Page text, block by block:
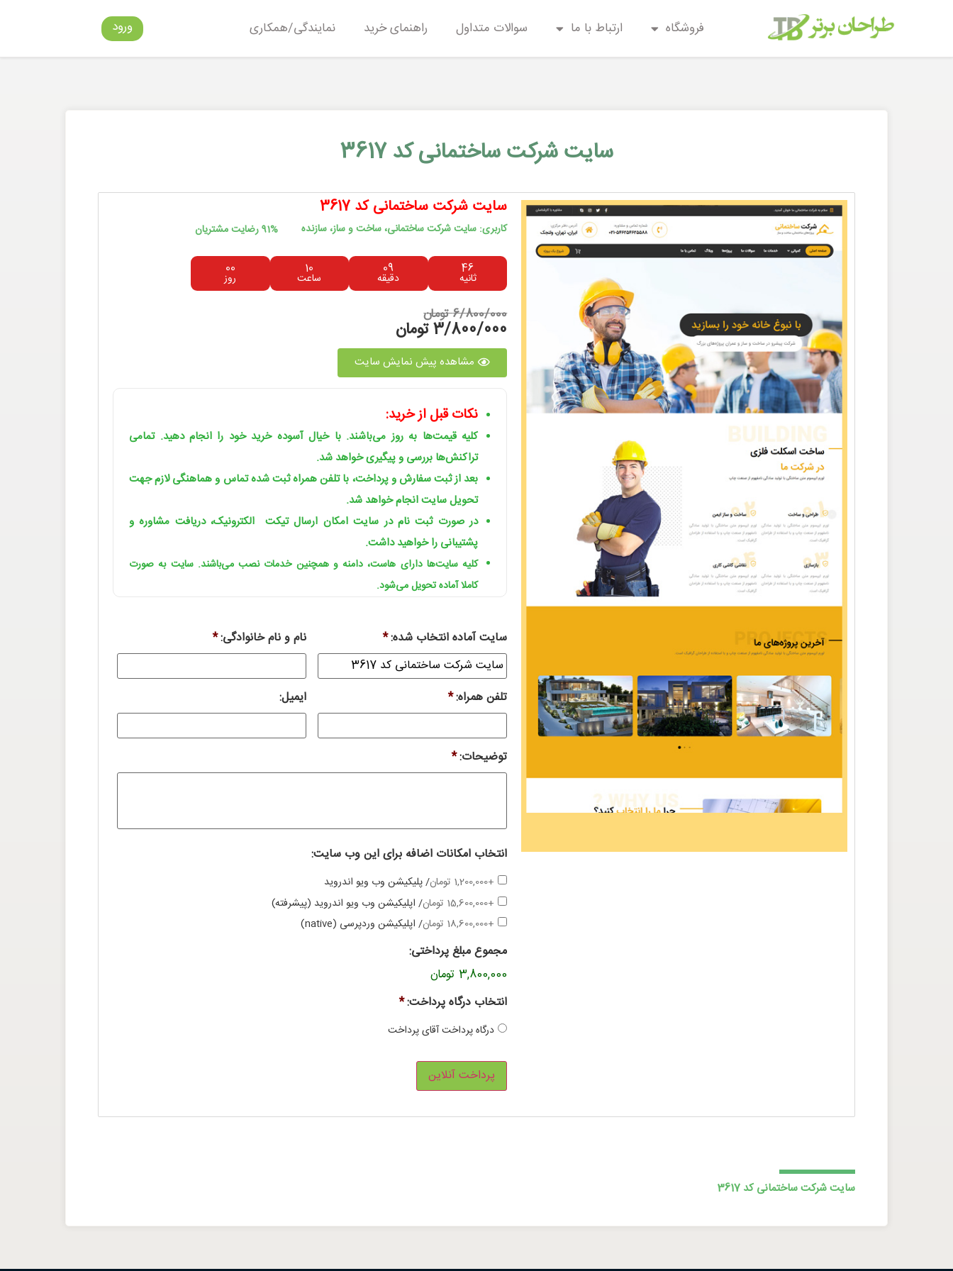
فروشگاه ارتباط با ما سوالات متداول راهنمای خرید نمایندگی/همکاری ورود
سایت شرکت ساختمانی کد 3617
سایت شرکت ساختمانی کد 3617
91% رضایت مشتریان کاربری: سایت شرکت ساختمانی، ساخت و ساز، سازنده
00
روز
10
ساعت
09
دقیقه
46
ثانیه
6/800/000 تومان
3/800/000 تومان
مشاهده پیش نمایش سایت
نکات قبل از خرید:
کلیه قیمت‌ها به روز می‌باشند. با خیال آسوده خرید خود را انجام دهید. تمامی
تراکنش‌ها بررسی و پیگیری خواهد شد.
بعد از ثبت سفارش و پرداخت، با تلفن همراه ثبت شده تماس و هماهنگی لازم جهت
تحویل سایت انجام خواهد شد.
در صورت ثبت نام در سایت امکان ارسال تیکت الکترونیک، دریافت مشاوره و
پشتیبانی را خواهید داشت.
کلیه سایت‌ها دارای هاست، دامنه و همچنین خدمات نصب می‌باشند. سایت به صورت
کاملا آماده تحویل می‌شود.
سایت آماده انتخاب شده:* نام و نام خانوادگی:*
تلفن همراه:* ایمیل:
توضیحات:*
انتخاب امکانات اضافه برای این وب سایت:
/ پلیکیشن وب ویو اندروید
+1,200,000 تومان
/ اپلیکیشن وب ویو اندروید (پیشرفته)
+15,600,000 تومان
/ اپلیکیشن وردپرسی (native)
+18,600,000 تومان
مجموع مبلغ پرداختی:
3,800,000 تومان
انتخاب درگاه پرداخت:*
درگاه پرداخت آقای پرداخت
سایت شرکت ساختمانی کد 3617